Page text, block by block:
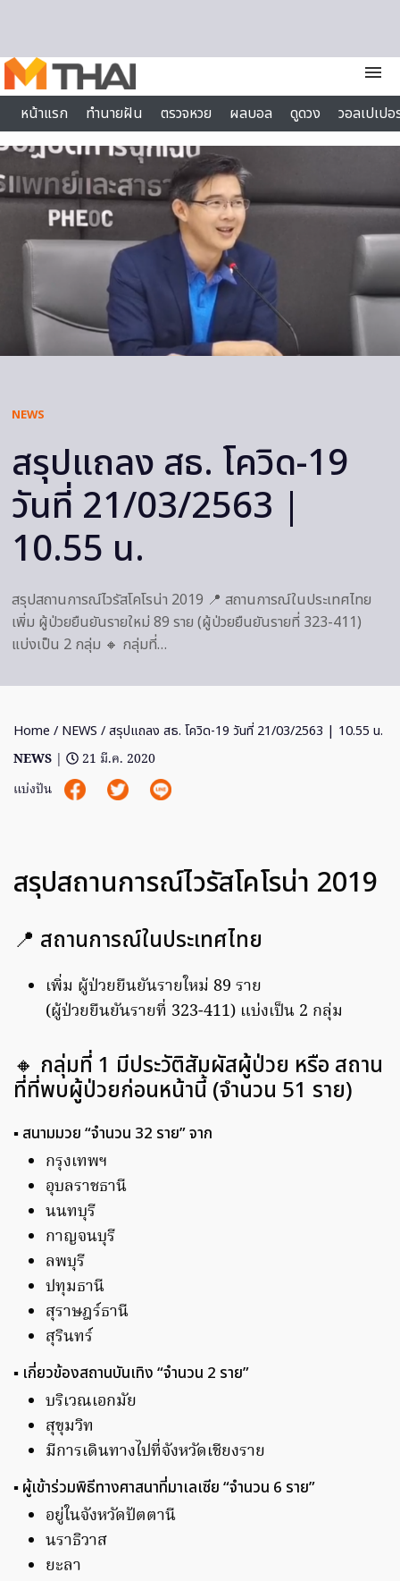
menu
หน้าแรก
ทำนายฝัน ตรวจหวย ผลบอล ดูดวง
วอลเปเป
ไลฟ์สไตล์
NEWS
สรุปแถลง สธ. โควิด-19
วันที่ 21/03/2563 |
10.55 น.
สรุปสถานการณ์ไวรัสโคโรน่า 2019 📍 สถานการณ์ในประเทศไทย
เพิ่ม ผู้ป่วยยืนยันรายใหม่ 89 ราย (ผู้ป่วยยืนยันรายที่ 323-411)
แบ่งเป็น 2 กลุ่ม 🔸 กลุ่มที่…
Home / NEWS / สรุปแถลง สธ. โควิด-19 วันที่ 21/03/2563 | 10.55 น.
NEWS |
21 มี.ค. 2020
แบ่งปัน
สรุปสถานการณ์ไวรัสโคโรน่า 2019
📍 สถานการณ์ในประเทศไทย
เพิ่ม ผู้ป่วยยืนยันรายใหม่ 89 ราย
(ผู้ป่วยยืนยันรายที่ 323-411) แบ่งเป็น 2 กลุ่ม
🔸 กลุ่มที่ 1 มีประวัติสัมผัสผู้ป่วย หรือ สถาน
ที่ที่พบผู้ป่วยก่อนหน้านี้ (จำนวน 51 ราย)
▪️ สนามมวย “จำนวน 32 ราย” จาก
กรุงเทพฯ
อุบลราชธานี
นนทบุรี
กาญจนบุรี
ลพบุรี
ปทุมธานี
สุราษฎร์ธานี
สุรินทร์
▪️ เกี่ยวข้องสถานบันเทิง “จำนวน 2 ราย”
บริเวณเอกมัย
สุขุมวิท
มีการเดินทางไปที่จังหวัดเชียงราย
▪️ ผู้เข้าร่วมพิธีทางศาสนาที่มาเลเซีย “จำนวน 6 ราย”
อยู่ในจังหวัดปัตตานี
นราธิวาส
ยะลา